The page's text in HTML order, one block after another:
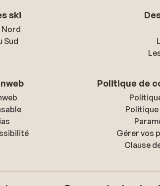
ski
Nord
Sud
Politique de
Gérer vos
Clause